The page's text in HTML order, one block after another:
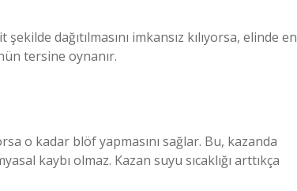
dağıtılmasını imkansız kılıyorsa, elinde en
tersine oynanır.
o kadar blöf yapmasını sağlar. Bu, kazanda
kaybı olmaz. Kazan suyu sıcaklığı arttıkça